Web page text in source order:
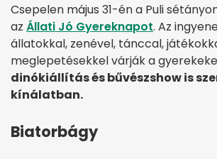
Csepelen május 31-én a Puli
az Állati Jó Gyereknapot. Az
állatokkal, zenével, tánccal,
meglepetésekkel várják a
dinókiállítás és bűvészshow is
kínálatban.
Biatorbágy